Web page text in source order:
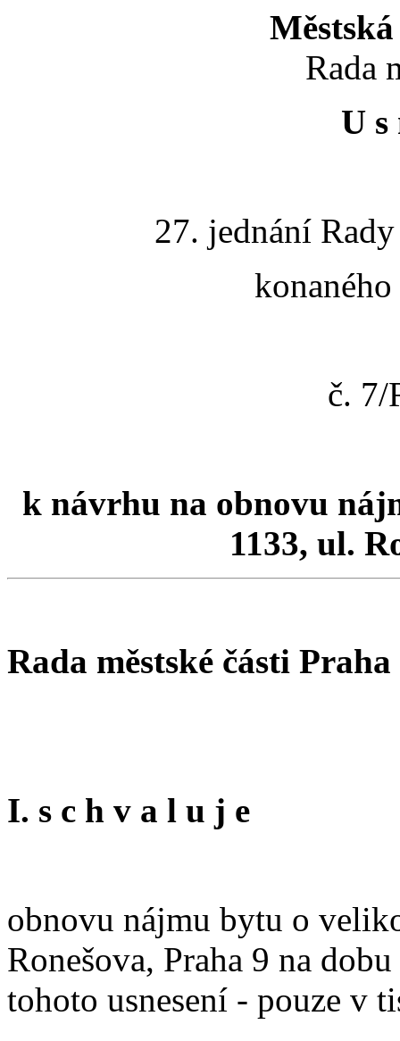
Rada
U s
27. jednání
č. 7/
k návrhu na obnovu
1133, ul.
Rada městské části Praha
I. s c h v a l u j e
obnovu nájmu bytu o
Ronešova, Praha 9 na
tohoto usnesení - pouze v